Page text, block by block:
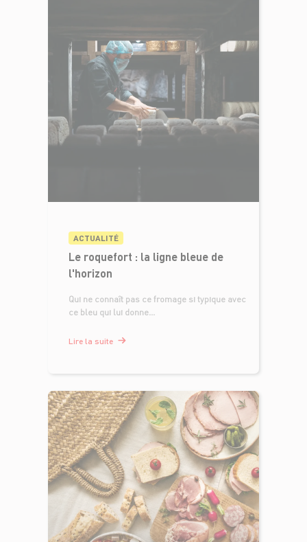
ACTUALITÉ
Le roquefort : la ligne bleue de
l'horizon
Qui ne connaît pas ce fromage si typique avec
ce bleu qui lui donne...
Lire la suite